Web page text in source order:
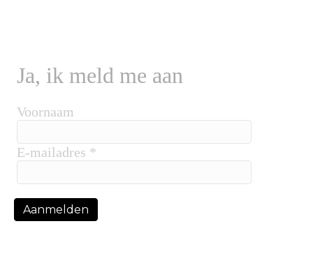
Ja, ik meld me aan
Voornaam
E-mailadres *